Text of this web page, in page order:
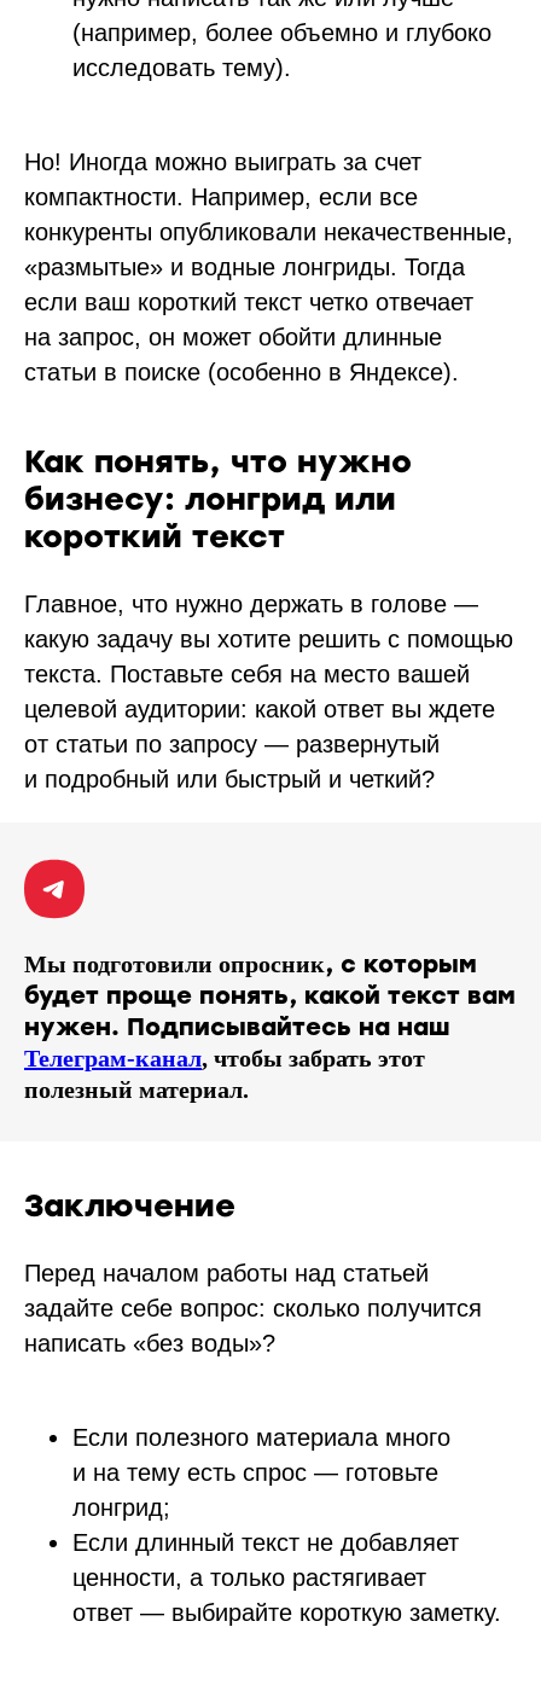
(например, более объемно и глубоко
исследовать тему).
Но! Иногда можно выиграть за счет
компактности. Например, если все
конкуренты опубликовали некачественные,
«размытые» и водные лонгриды. Тогда
если ваш короткий текст четко отвечает
на запрос, он может обойти длинные
статьи в поиске (особенно в Яндексе).
Как понять, что нужно
бизнесу: лонгрид или
короткий текст
Главное, что нужно держать в голове —
какую задачу вы хотите решить с помощью
текста. Поставьте себя на место вашей
целевой аудитории: какой ответ вы ждете
от статьи по запросу — развернутый
и подробный или быстрый и четкий?
Мы подготовили опросник, с которым
будет проще понять, какой текст вам
нужен. Подписывайтесь на наш
Телеграм-канал, чтобы забрать этот
полезный материал.
Заключение
Перед началом работы над статьей
задайте себе вопрос: сколько получится
написать «без воды»?
Если полезного материала много
и на тему есть спрос — готовьте
лонгрид;
Если длинный текст не добавляет
ценности, а только растягивает
ответ — выбирайте короткую заметку.